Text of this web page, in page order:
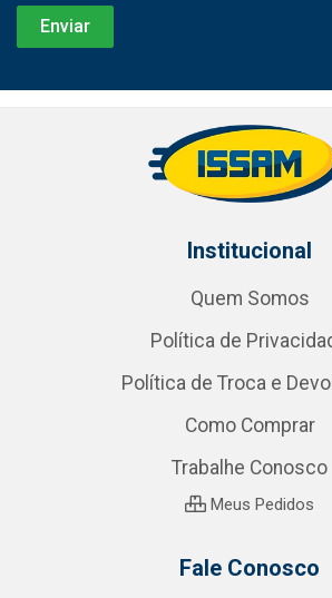
Institucional
Quem Somos
Política de
Política de Troca e
Como Comprar
Trabalhe Conosco
Meus Pedidos
Fale Conosco